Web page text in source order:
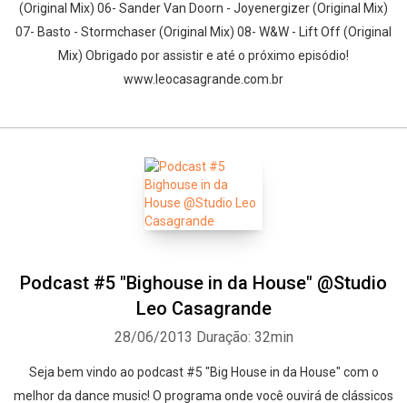
(Original Mix) 06- Sander Van Doorn - Joyenergizer (Original Mix)
07- Basto - Stormchaser (Original Mix) 08- W&W - Lift Off (Original
Mix) Obrigado por assistir e até o próximo episódio!
www.leocasagrande.com.br
Podcast #5 "Bighouse in da House" @Studio
Leo Casagrande
28/06/2013 Duração: 32min
Seja bem vindo ao podcast #5 "Big House in da House" com o
melhor da dance music! O programa onde você ouvirá de clássicos